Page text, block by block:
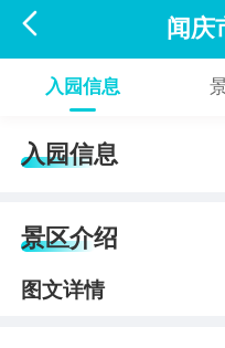
 闻庆
入园信息
入园信息
景区介绍
图文详情